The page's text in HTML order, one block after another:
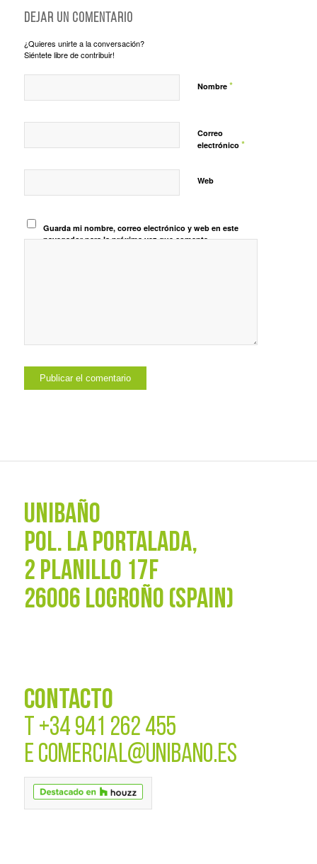
Dejar un comentario
¿Quieres unirte a la conversación?
Siéntete libre de contribuir!
Nombre *
Correo
electrónico *
Web
Guarda mi nombre, correo electrónico y web en este
navegador para la próxima vez que comente.
UNIBAÑO
POL. La Portalada,
2 PLANILLO 17F
26006 LOGROÑO (SPAIN)
CONTACTO
T +34 941 262 455
E COMERCIAL@UNIBANO.ES